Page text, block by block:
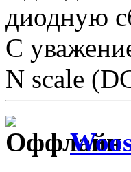
диодную
С
N scale